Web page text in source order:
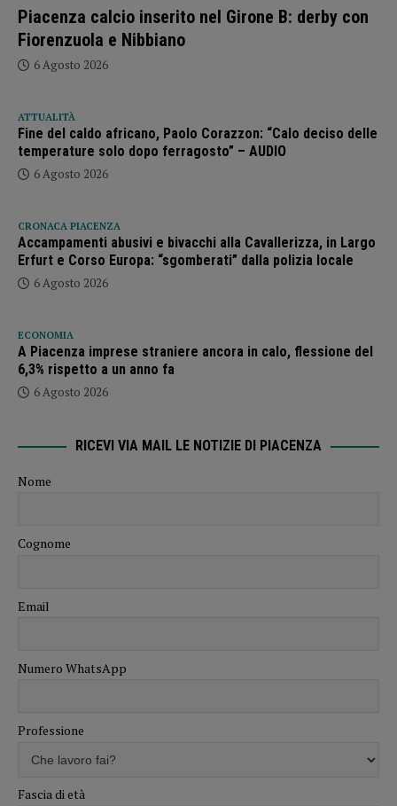
Piacenza calcio inserito nel Girone B: derby con
Fiorenzuola e Nibbiano
6 Agosto 2026
ATTUALITÀ
Fine del caldo africano, Paolo Corazzon: “Calo deciso delle
temperature solo dopo ferragosto” – AUDIO
6 Agosto 2026
CRONACA PIACENZA
Accampamenti abusivi e bivacchi alla Cavallerizza, in Largo
Erfurt e Corso Europa: “sgomberati” dalla polizia locale
6 Agosto 2026
ECONOMIA
A Piacenza imprese straniere ancora in calo, flessione del
6,3% rispetto a un anno fa
6 Agosto 2026
RICEVI VIA MAIL LE NOTIZIE DI PIACENZA
Nome
Cognome
Email
Numero WhatsApp
Professione
Fascia di età